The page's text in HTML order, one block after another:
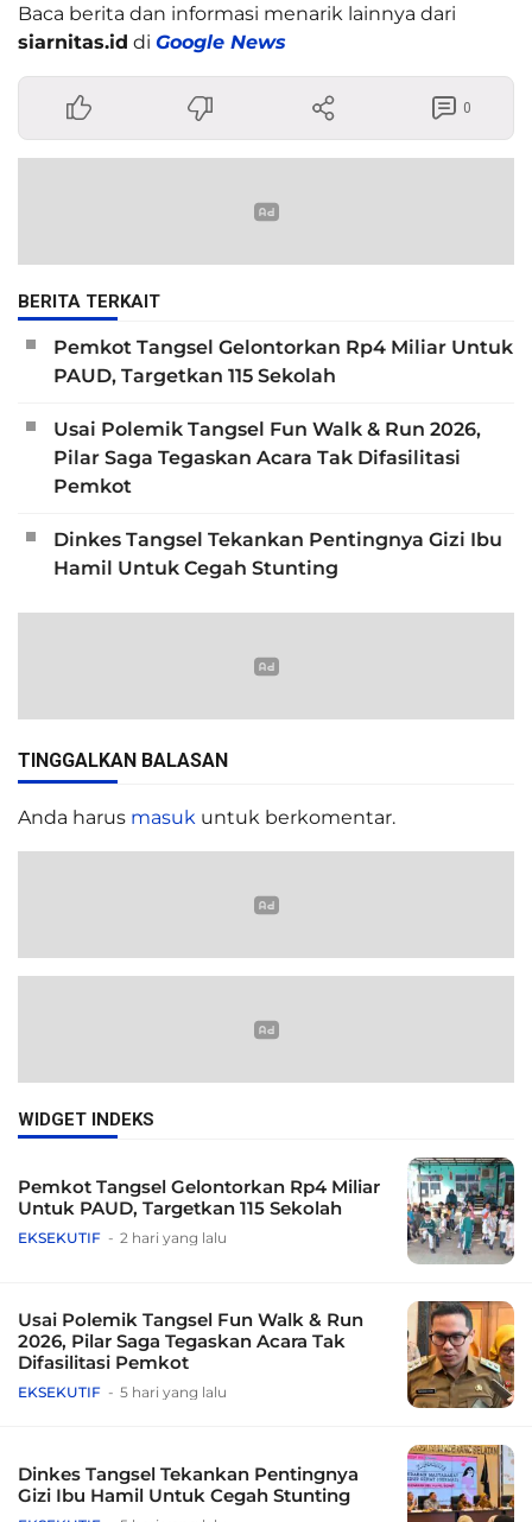
Baca berita dan informasi menarik lainnya dari
siarnitas.id di Google News
0
BERITA TERKAIT
Pemkot Tangsel Gelontorkan Rp4 Miliar Untuk
PAUD, Targetkan 115 Sekolah
Usai Polemik Tangsel Fun Walk & Run 2026,
Pilar Saga Tegaskan Acara Tak Difasilitasi
Pemkot
Dinkes Tangsel Tekankan Pentingnya Gizi Ibu
Hamil Untuk Cegah Stunting
TINGGALKAN BALASAN
Anda harus masuk untuk berkomentar.
WIDGET INDEKS
Pemkot Tangsel Gelontorkan Rp4 Miliar
Untuk PAUD, Targetkan 115 Sekolah
EKSEKUTIF 2 hari yang lalu
Usai Polemik Tangsel Fun Walk & Run
2026, Pilar Saga Tegaskan Acara Tak
Difasilitasi Pemkot
EKSEKUTIF 5 hari yang lalu
Dinkes Tangsel Tekankan Pentingnya
Gizi Ibu Hamil Untuk Cegah Stunting